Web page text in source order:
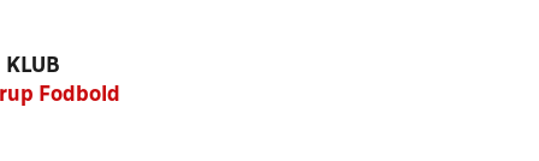
KLUB
Fodbold